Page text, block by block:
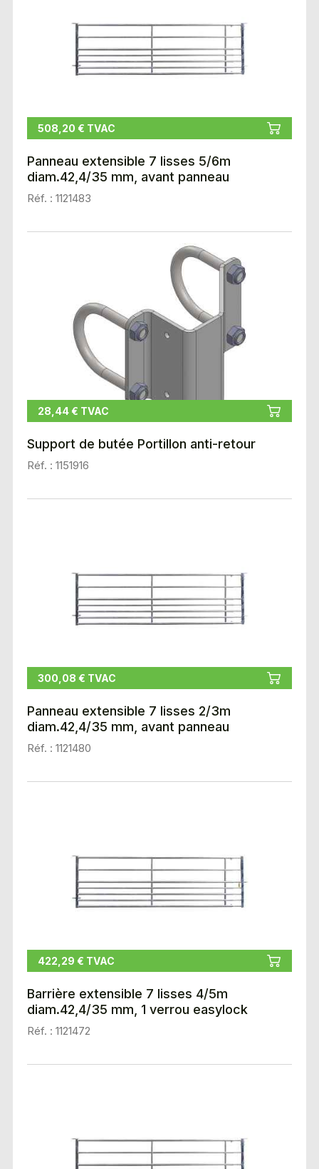
508,20 € TVAC
Panneau extensible 7 lisses 5/6m
diam.42,4/35 mm, avant panneau
Réf. : 1121483
28,44 € TVAC
Support de butée Portillon anti-retour
Réf. : 1151916
300,08 € TVAC
Panneau extensible 7 lisses 2/3m
diam.42,4/35 mm, avant panneau
Réf. : 1121480
422,29 € TVAC
Barrière extensible 7 lisses 4/5m
diam.42,4/35 mm, 1 verrou easylock
Réf. : 1121472